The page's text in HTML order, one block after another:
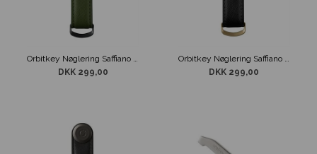
DKK 299,00
DKK 299,00